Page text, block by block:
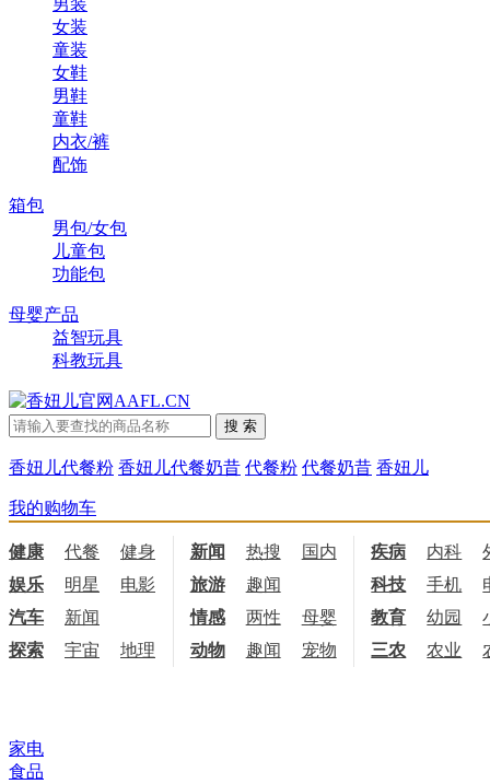
男装
女装
童装
女鞋
男鞋
童鞋
内衣/裤
配饰
箱包
男包/女包
儿童包
功能包
母婴产品
益智玩具
科教玩具
香妞儿代餐粉 香妞儿代餐奶昔 代餐粉 代餐奶昔 香妞儿
我的购物车
健康 代餐 健身 饮食
新闻 热搜 国内 国际
疾病 内科
娱乐
明星 电影 电视
旅游 趣闻 科技 手机
汽车
新闻 情感 两性 母婴 职场
教育 幼园
探索
宇宙 地理 天文
动物 趣闻 宠物 三农 农业
家电
食品